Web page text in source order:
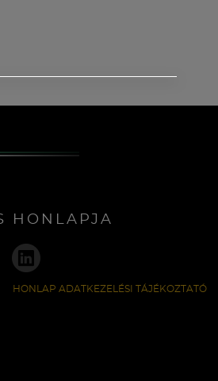
HONLAPJA
HONLAP ADATKEZELÉSI TÁJÉKOZTATÓ